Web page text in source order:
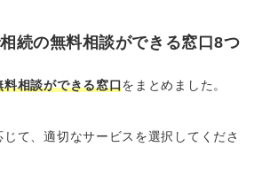
続トラブル事情｜2023年の調停件数
摂津市で相続の悩みがある方は無料
続の無料相談ができる窓口8つ
相談ができる窓口をまとめました。
て、適切なサービスを選択してくださ